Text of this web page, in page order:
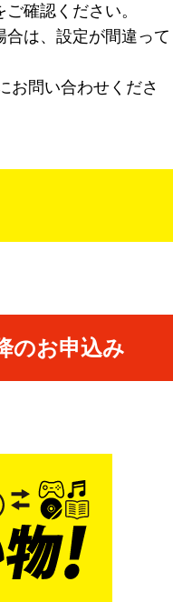
確認ください。
は、設定が間違って
お問い合わせくださ
のお申込み